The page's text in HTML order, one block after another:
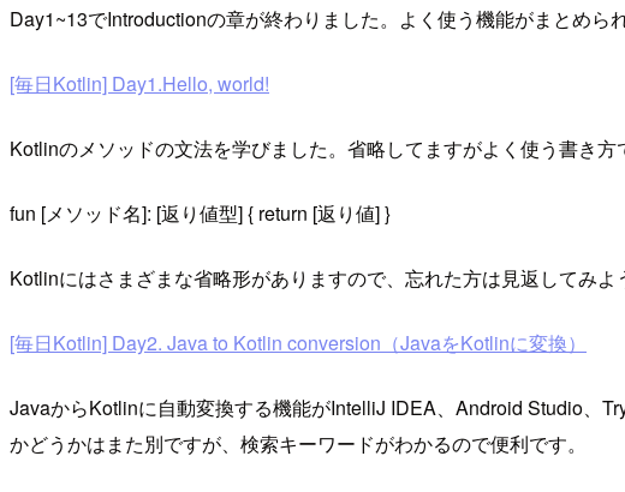
Day1~13でIntroductionの章が終わりました。よく使う機能がまとめら
[毎日Kotlin] Day1.Hello, world!
Kotlinのメソッドの文法を学びました。省略してますがよく使う書き方
fun [メソッド名]: [返り値型] { return [返り値] }
Kotlinにはさまざまな省略形がありますので、忘れた方は見返してみよ
[毎日Kotlin] Day2. Java to Kotlin conversion（JavaをKotlinに変換）
JavaからKotlinに自動変換する機能がIntelliJ IDEA、Android Studio、
かどうかはまた別ですが、検索キーワードがわかるので便利です。